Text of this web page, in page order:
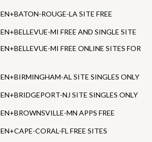
ROUGE-LA SITE FREE
MI FREE AND SINGLE SITE
MI FREE ONLINE SITES FOR
AL SITE SINGLES ONLY
NJ SITE SINGLES ONLY
MN APPS FREE
CORAL-FL FREE SITES